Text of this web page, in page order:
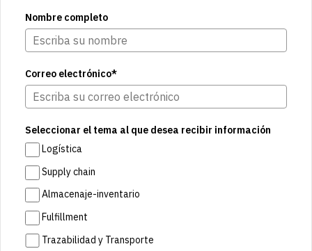
Nombre completo
Correo electrónico*
Seleccionar el tema al que desea recibir información
Logística
Supply chain
Almacenaje-inventario
Fulfillment
Trazabilidad y Transporte